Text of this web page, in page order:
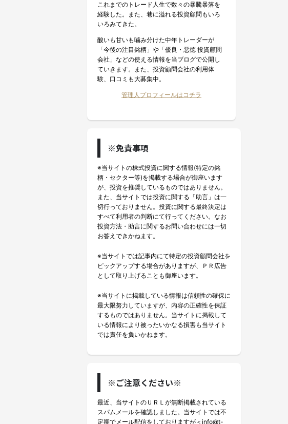
これまでのトレード人生で数々の暴騰暴落を
経験した。また、巷に溢れる投資顧問もいろ
いろみてきた。
酸いも甘いも噛み分けた中年トレーダーが
「今後の注目銘柄」や「優良・悪徳 投資顧問
会社」などの使える情報を当ブログで公開し
ていきます。また、投資顧問会社の利用体
験、口コミも大募集中。
管理人プロフィールはコチラ
※免責事項
※当サイトの株式投資に関する情報(特定の銘
柄・セクター等)を掲載する場合が御座います
が、投資を推奨しているものではありません。
また、当サイトでは投資に関する「助言」は一
切行っておりません。投資に関する最終決定は
すべて利用者の判断にて行ってください。なお
投資方法・助言に関するお問い合わせには一切
お答えできかねます。
※当サイトでは記事内にて特定の投資顧問会社を
ピックアップする場合がありますが、ＰＲ広告
として取り上げることも御座います。
※当サイトに掲載している情報は信頼性の確保に
最大限努力していますが、内容の正確性を保証
するものではありません。当サイトに掲載して
いる情報により被ったいかなる損害も当サイト
では責任を負いかねます。
※ご注意ください※
最近、当サイトのＵＲＬが無断掲載されている
スパムメールを確認しました。当サイトでは不
定期でメール配信をしておりますが＜info@t-